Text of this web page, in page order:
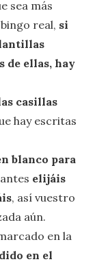
sea más
real, si
de ellas, hay
casillas
hay escritas
blanco para
elijáis
, así vuestro
aún.
en la
en el